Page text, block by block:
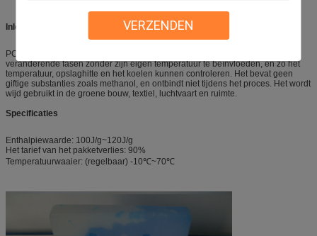
VERZENDEN
Inleiding
PCM is een materiaal dat opslaat en hopen van energie vrijgeeft wanneer de
veranderende fasen zonder zijn eigen temperatuur te beïnvloeden, en zo het
temperatuur, opslaghitte en het koelen kunnen controleren. Het bevat geen
giftige substanties zoals methanol, en ontbindt niet tijdens het proces. Het wordt
wijd gebruikt in de groene bouw, textiel, luchtvaart en ruimte.
Specificaties
Enthalpiewaarde: 100J/g~120J/g
Het tarief van het pakketverlies: 90%
Temperatuurwaaier: (regelbaar) -10℃~70℃